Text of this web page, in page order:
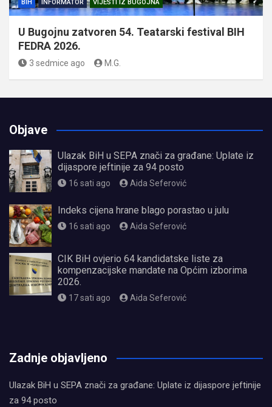
BIH INFORMATOR VIJESTI IZ BUGOJNA
U Bugojnu zatvoren 54. Teatarski festival BIH
FEDRA 2026.
3 sedmice ago M.G.
Objave
Ulazak BiH u SEPA znači za građane: Uplate iz
dijaspore jeftinije za 94 posto
16 sati ago Aida Seferović
Indeks cijena hrane blago porastao u julu
16 sati ago Aida Seferović
CIK BiH ovjerio 64 kandidatske liste za
kompenzacijske mandate na Općim izborima
2026.
17 sati ago Aida Seferović
Zadnje objavljeno
Ulazak BiH u SEPA znači za građane: Uplate iz dijaspore jeftinije
za 94 posto